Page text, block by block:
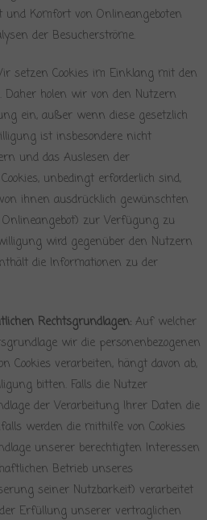
und Komfort von Onlineangeboten
der Besucherströme.
setzen Cookies im Einklang mit den
Daher holen wir von den Nutzern
ein, außer wenn diese gesetzlich
ist insbesondere nicht
und das Auslesen der
unbedingt erforderlich sind,
ihnen ausdrücklich gewünschten
zur Verfügung zu
wird gegenüber den Nutzern
die Informationen zu der
Rechtsgrundlagen: Auf welcher
wir die personenbezogenen
Cookies verarbeiten, hängt davon ab,
bitten. Falls die Nutzer
der Verarbeitung Ihrer Daten die
werden die mithilfe von Cookies
unserer berechtigten Interessen
Betrieb unseres
seiner Nutzbarkeit) verarbeitet
Erfüllung unserer vertraglichen